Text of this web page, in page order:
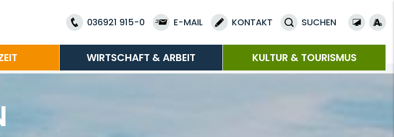
036921 915-0 E-MAIL KONTAKT SUCHEN
WIRTSCHAFT & ARBEIT KULTUR & TOURISMUS